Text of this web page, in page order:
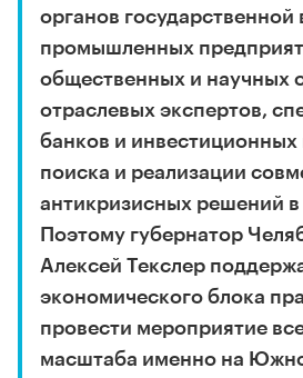
органов государственной
промышленных
общественных и научных
отраслевых экспертов,
банков и
поиска и реализации
антикризисных решений
Поэтому губернатор
Алексей Текслер
экономического блока
провести мероприятие
масштаба именно на